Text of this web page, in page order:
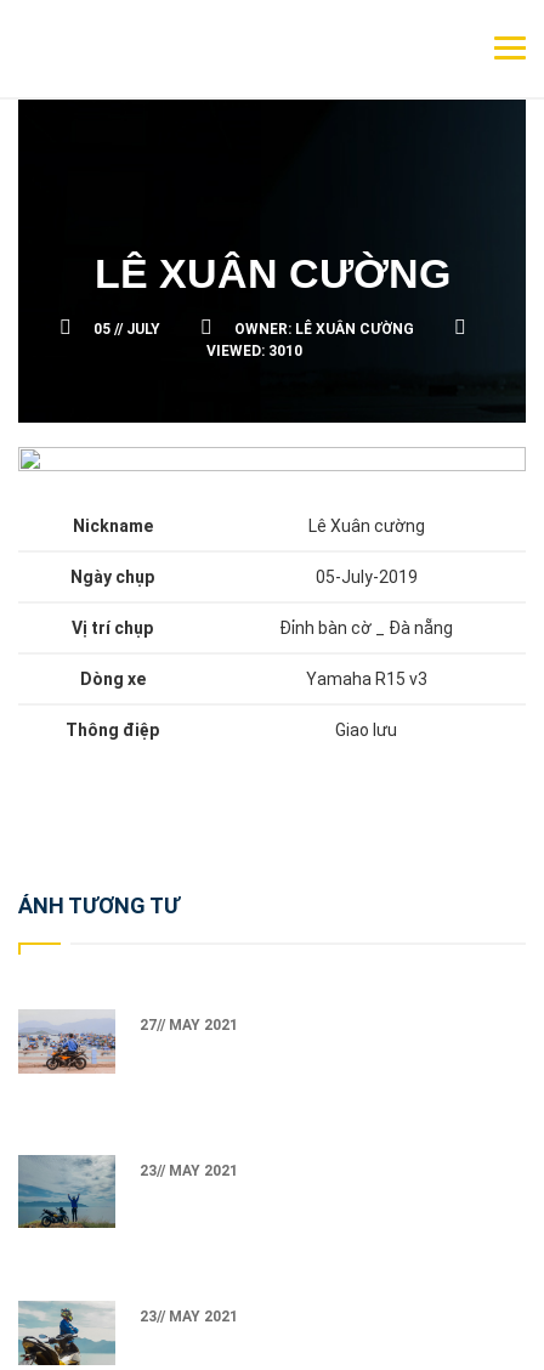
LÊ XUÂN CƯỜNG
05 //JULY OWNER: LÊ XUÂN CƯỜNG
VIEWED: 3010
Nickname Lê Xuân cường
Ngày chụp 05-July-2019
Vị trí chụp Đỉnh bàn cờ _ Đà nẵng
Dòng xe Yamaha R15 v3
Thông điệp Giao lưu
Post
navigation
ẢNH TƯƠNG TƯ
27// MAY 2021
23// MAY 2021
23// MAY 2021